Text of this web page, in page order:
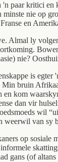
paar kritici
nie op
en
Almal ly
nie?
is
bruin
kom
dan vir
wil
van sy
op
gans (of